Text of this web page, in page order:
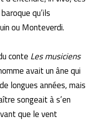
qu’ils
ou Monteverdi.
conte Les musiciens
avait un âne qui
longues années, mais
songeait à s’en
que le vent